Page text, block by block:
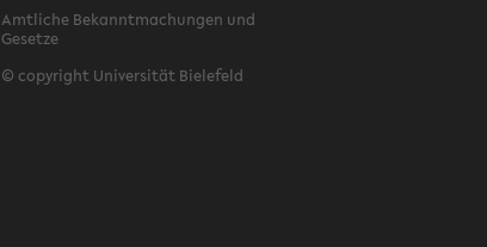
Amtliche Bekanntmachungen und
Gesetze
© copyright Universität Bielefeld